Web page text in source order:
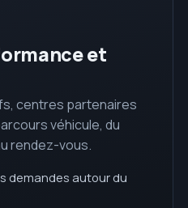
et
centres partenaires
véhicule, du
rendez-vous.
demandes autour du